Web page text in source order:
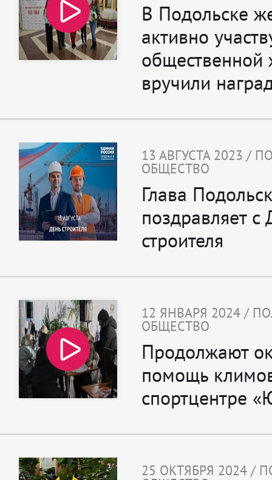
В Подольске
активно
общественной
вручили
13 АВГУСТА 2023 /
ОБЩЕСТВО
Глава
поздравляет с
строителя
12 ЯНВАРЯ 2024 /
ОБЩЕСТВО
Продолжают
помощь
спортцентре
25 ОКТЯБРЯ 2024 /